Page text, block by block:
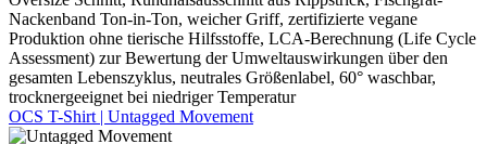
Nackenband Ton-in-Ton, weicher Griff, zertifizierte vegane
Produktion ohne tierische Hilfsstoffe, LCA-Berechnung (Life Cycle
Assessment) zur Bewertung der Umweltauswirkungen über den
gesamten Lebenszyklus, neutrales Größenlabel, 60° waschbar,
trocknergeeignet bei niedriger Temperatur
OCS T-Shirt | Untagged Movement